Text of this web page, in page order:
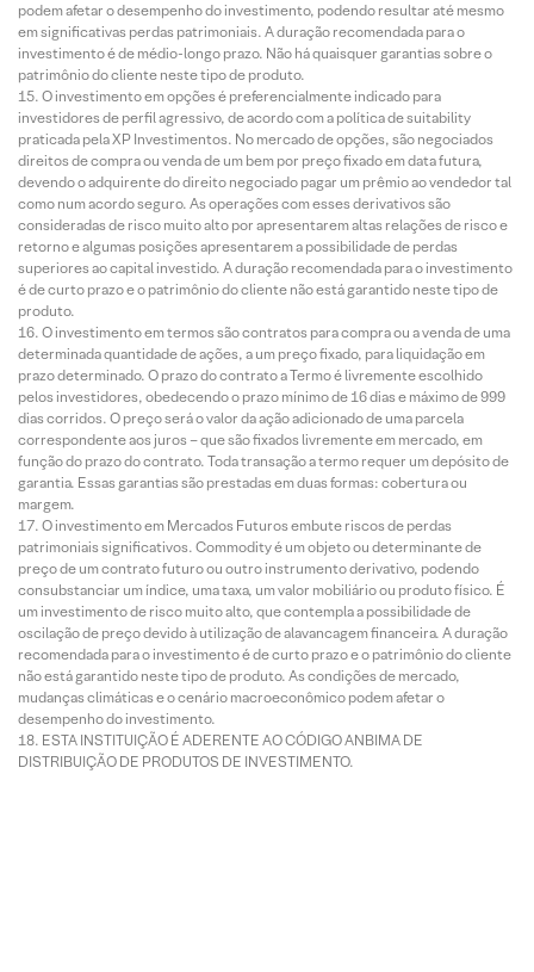
podem afetar o desempenho do investimento, podendo resultar até mesmo
em significativas perdas patrimoniais. A duração recomendada para o
investimento é de médio-longo prazo. Não há quaisquer garantias sobre o
patrimônio do cliente neste tipo de produto.
O investimento em opções é preferencialmente indicado para
investidores de perfil agressivo, de acordo com a política de suitability
praticada pela XP Investimentos. No mercado de opções, são negociados
direitos de compra ou venda de um bem por preço fixado em data futura,
devendo o adquirente do direito negociado pagar um prêmio ao vendedor tal
como num acordo seguro. As operações com esses derivativos são
consideradas de risco muito alto por apresentarem altas relações de risco e
retorno e algumas posições apresentarem a possibilidade de perdas
superiores ao capital investido. A duração recomendada para o investimento
é de curto prazo e o patrimônio do cliente não está garantido neste tipo de
produto.
O investimento em termos são contratos para compra ou a venda de uma
determinada quantidade de ações, a um preço fixado, para liquidação em
prazo determinado. O prazo do contrato a Termo é livremente escolhido
pelos investidores, obedecendo o prazo mínimo de 16 dias e máximo de 999
dias corridos. O preço será o valor da ação adicionado de uma parcela
correspondente aos juros – que são fixados livremente em mercado, em
função do prazo do contrato. Toda transação a termo requer um depósito de
garantia. Essas garantias são prestadas em duas formas: cobertura ou
margem.
O investimento em Mercados Futuros embute riscos de perdas
patrimoniais significativos. Commodity é um objeto ou determinante de
preço de um contrato futuro ou outro instrumento derivativo, podendo
consubstanciar um índice, uma taxa, um valor mobiliário ou produto físico. É
um investimento de risco muito alto, que contempla a possibilidade de
oscilação de preço devido à utilização de alavancagem financeira. A duração
recomendada para o investimento é de curto prazo e o patrimônio do cliente
não está garantido neste tipo de produto. As condições de mercado,
mudanças climáticas e o cenário macroeconômico podem afetar o
desempenho do investimento.
ESTA INSTITUIÇÃO É ADERENTE AO CÓDIGO ANBIMA DE
DISTRIBUIÇÃO DE PRODUTOS DE INVESTIMENTO.